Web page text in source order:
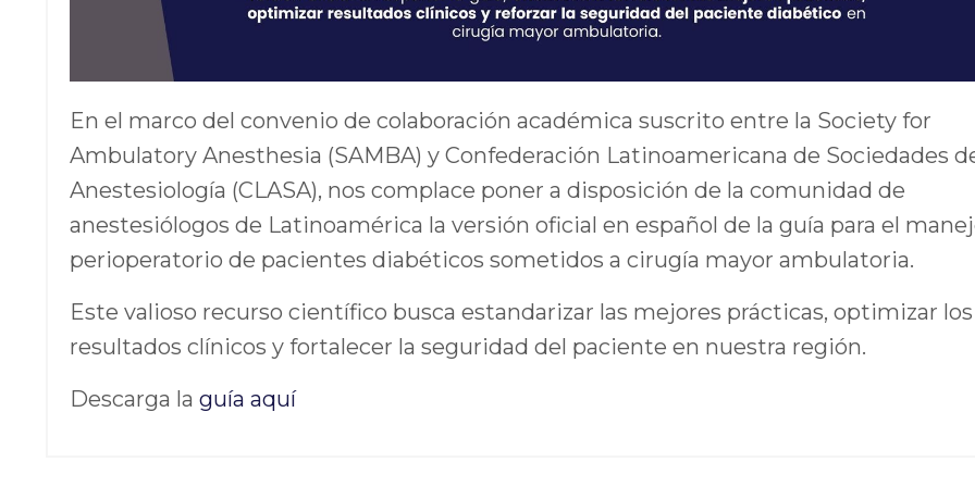
En el marco del convenio de colaboración académica suscrito entre la Society for
Ambulatory Anesthesia (SAMBA) y Confederación Latinoamericana de Sociedades
Anestesiología (CLASA), nos complace poner a disposición de la comunidad de
anestesiólogos de Latinoamérica la versión oficial en español de la guía para el
perioperatorio de pacientes diabéticos sometidos a cirugía mayor ambulatoria.
Este valioso recurso científico busca estandarizar las mejores prácticas, optimizar los
resultados clínicos y fortalecer la seguridad del paciente en nuestra región.
Descarga la guía aquí